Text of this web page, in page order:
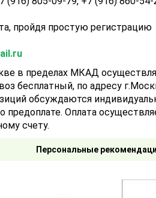
пройдя простую регистрацию
в пределах МКАД
бесплатный, по адресу
обсуждаются
Оплата
счету.
Персональные